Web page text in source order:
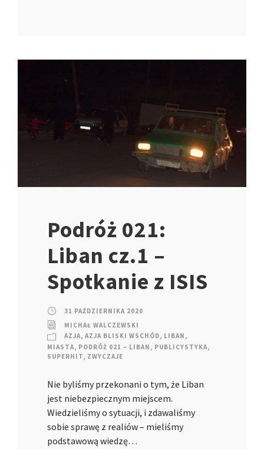
Podróż 021:
Liban cz.1 –
Spotkanie z ISIS
31 PAŹDZIERNIKA 2020
MICHAŁ WALCZEWSKI
AZJA, AZJA BLISKI WSCHÓD, LIBAN ,
MIASTA, PODRÓŻ 021 – LIBAN , PUBLICYSTYKA,
SUPERHIT, ZWYCZAJE
Nie byliśmy przekonani o tym, że Liban
jest niebezpiecznym miejscem.
Wiedzieliśmy o sytuacji, i zdawaliśmy
sobie sprawę z realiów – mieliśmy
podstawową wiedzę…